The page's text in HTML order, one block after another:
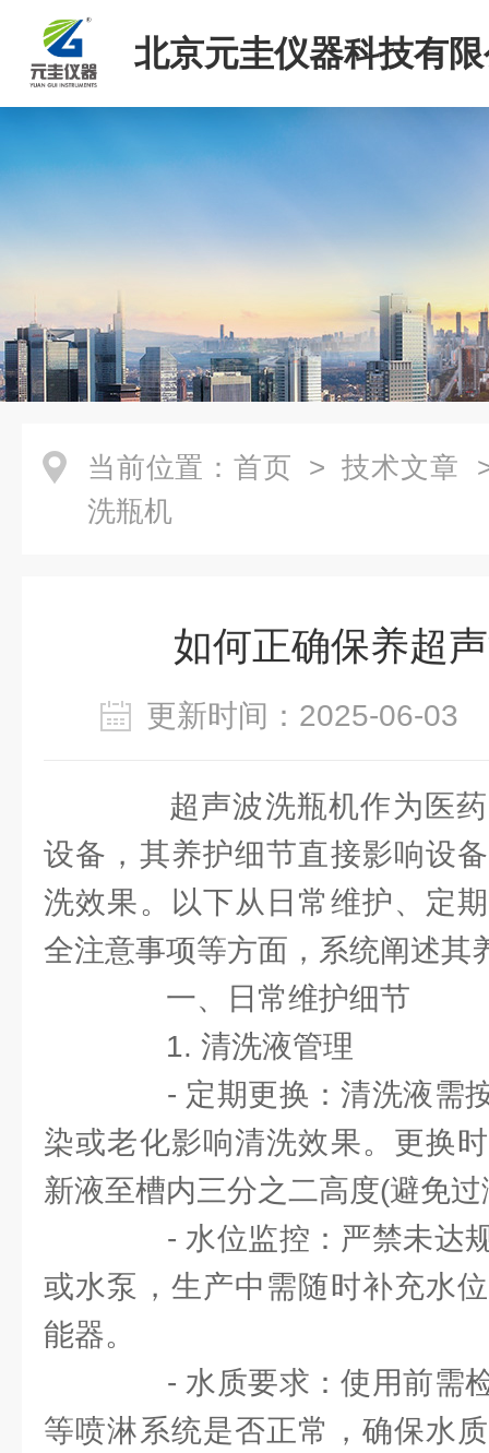
北京元圭仪器科技有
当前位置： 首页 > 技术文章
洗瓶机
如何正确保养超
更新时间：2025-06-
超声波洗瓶机作为医药
设备，其养护细节直接影响设
洗效果。以下从日常维护、定
全注意事项等方面，系统阐述其
一、日常维护细节
1. 清洗液管理
- 定期更换：清洗液需按
染或老化影响清洗效果。更换
新液至槽内三分之二高度(避免
- 水位监控：严禁未达规
或水泵，生产中需随时补充水
能器。
- 水质要求：使用前需检
等喷淋系统是否正常，确保水